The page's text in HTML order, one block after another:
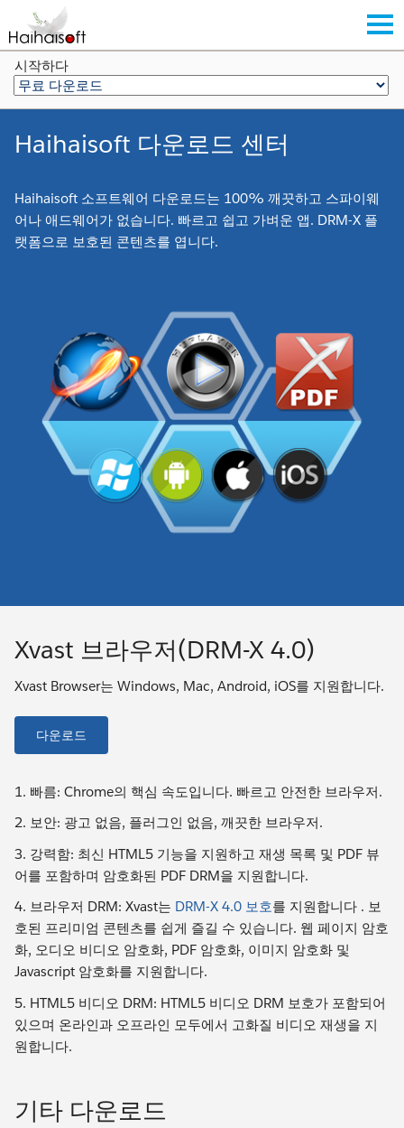
시작하다
Haihaisoft 다운로드 센터
Haihaisoft 소프트웨어 다운로드는 100% 깨끗하고 스파이웨
어나 애드웨어가 없습니다. 빠르고 쉽고 가벼운 앱. DRM-X 플
랫폼으로 보호된 콘텐츠를 엽니다.
Xvast 브라우저(DRM-X 4.0)
Xvast Browser는 Windows, Mac, Android, iOS를 지원합니다.
다운로드
1. 빠름: Chrome의 핵심 속도입니다. 빠르고 안전한 브라우저.
2. 보안: 광고 없음, 플러그인 없음, 깨끗한 브라우저.
3. 강력함: 최신 HTML5 기능을 지원하고 재생 목록 및 PDF 뷰
어를 포함하며 암호화된 PDF DRM을 지원합니다.
4. 브라우저 DRM: Xvast는 DRM-X 4.0 보호를 지원합니다 . 보
호된 프리미엄 콘텐츠를 쉽게 즐길 수 있습니다. 웹 페이지 암호
화, 오디오 비디오 암호화, PDF 암호화, 이미지 암호화 및
Javascript 암호화를 지원합니다.
5. HTML5 비디오 DRM: HTML5 비디오 DRM 보호가 포함되어
있으며 온라인과 오프라인 모두에서 고화질 비디오 재생을 지
원합니다.
기타 다운로드